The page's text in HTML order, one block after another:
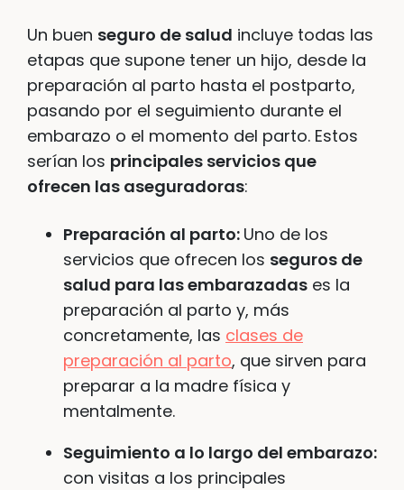
Un buen seguro de salud incluye todas las
etapas que supone tener un hijo, desde la
preparación al parto hasta el postparto,
pasando por el seguimiento durante el
embarazo o el momento del parto. Estos
serían los principales servicios que
ofrecen las aseguradoras:
Preparación al parto: Uno de los
servicios que ofrecen los seguros de
salud para las embarazadas es la
preparación al parto y, más
concretamente, las clases de
preparación al parto, que sirven para
preparar a la madre física y
mentalmente.
Seguimiento a lo largo del embarazo:
con visitas a los principales